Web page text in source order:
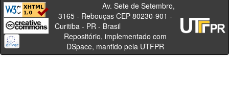
Av. Sete de Setembro,
3165 - Rebouças CEP 80230-901 -
Curitiba - PR - Brasil
Repositório, implementado com
DSpace, mantido pela UTFPR